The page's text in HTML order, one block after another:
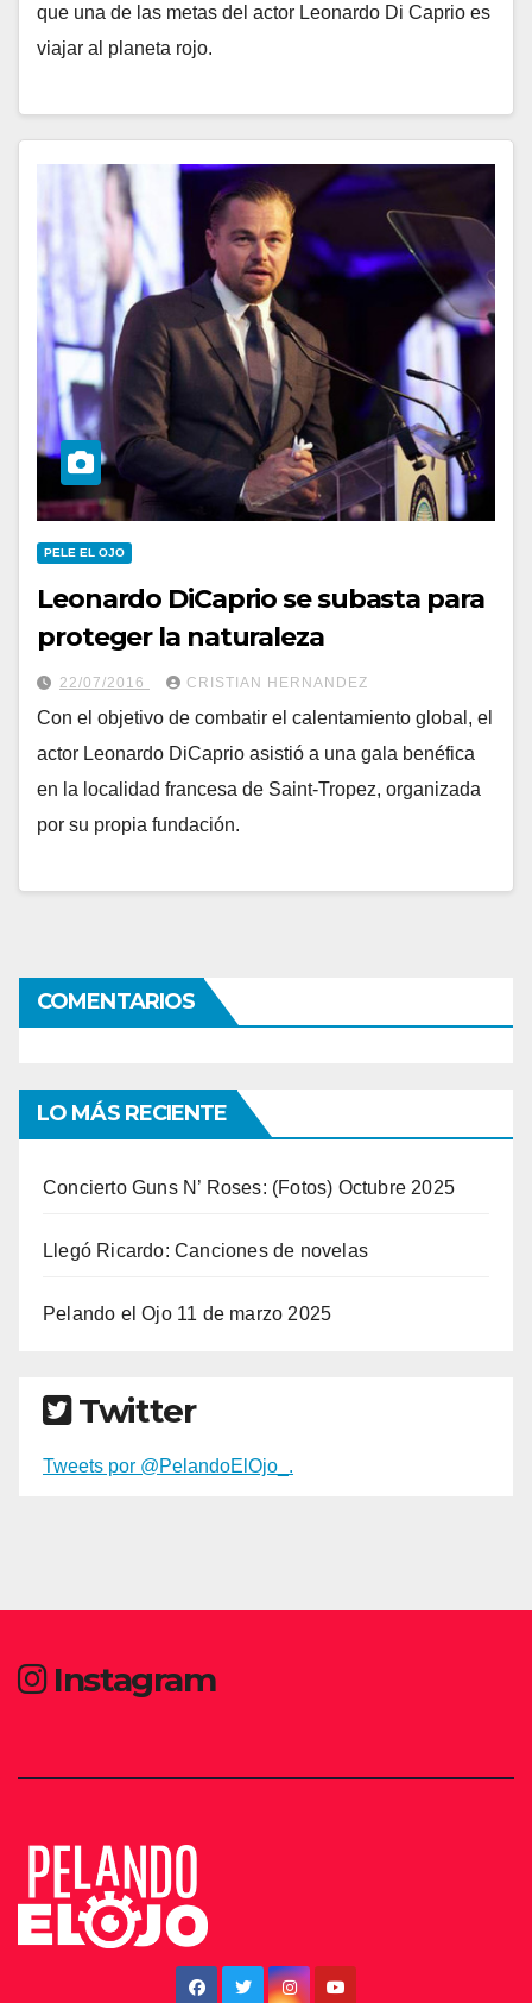
que una de las metas del actor Leonardo Di Caprio es
viajar al planeta rojo.
PELE EL OJO
Leonardo DiCaprio se subasta para
proteger la naturaleza
22/07/2016 CRISTIAN HERNANDEZ
Con el objetivo de combatir el calentamiento global, el
actor Leonardo DiCaprio asistió a una gala benéfica
en la localidad francesa de Saint-Tropez, organizada
por su propia fundación.
COMENTARIOS
LO MÁS RECIENTE
Concierto Guns N’ Roses: (Fotos) Octubre 2025
Llegó Ricardo: Canciones de novelas
Pelando el Ojo 11 de marzo 2025
Twitter
Tweets por @PelandoElOjo_.
Instagram